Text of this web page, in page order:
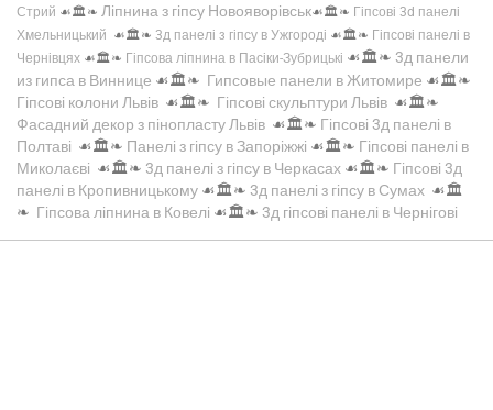
Стрий ☙🏛️❧ Ліпнина з гіпсу Новояворівськ☙🏛️❧ Гіпсові 3d панелі
Хмельницький ☙🏛️❧ 3д панелі з гіпсу в Ужгороді ☙🏛️❧ Гіпсові панелі в
Чернівцях ☙🏛️❧ Гіпсова ліпнина в Пасіки-Зубрицькі ☙🏛️❧ 3д панели
из гипса в Виннице ☙🏛️❧ Гипсовые панели в Житомире ☙🏛️❧
Гіпсові колони Львів ☙🏛️❧ Гіпсові скульптури Львів ☙🏛️❧
Фасадний декор з пінопласту Львів ☙🏛️❧ Гіпсові 3д панелі в
Полтаві ☙🏛️❧ Панелі з гіпсу в Запоріжжі ☙🏛️❧ Гіпсові панелі в
Миколаєві ☙🏛️❧ 3д панелі з гіпсу в Черкасах ☙🏛️❧ Гіпсові 3д
панелі в Кропивницькому ☙🏛️❧ 3д панелі з гіпсу в Сумах ☙🏛️
❧ Гіпсова ліпнина в Ковелі ☙🏛️❧ 3д гіпсові панелі в Чернігові